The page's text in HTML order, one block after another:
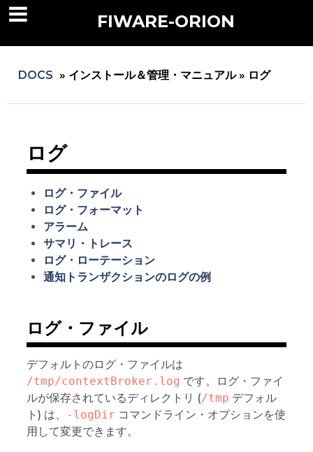
FIWARE-ORION
DOCS » インストール＆管理・マニュアル » ログ
ログ
ログ・ファイル
ログ・フォーマット
アラーム
サマリ・トレース
ログ・ローテーション
通知トランザクションのログの例
ログ・ファイル
デフォルトのログ・ファイルは
/tmp/contextBroker.log です。ログ・ファイ
ルが保存されているディレクトリ (/tmp デフォル
ト) は、
-logDir コマンドライン・オプションを使
用して変更できます。